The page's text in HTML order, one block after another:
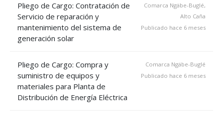
Pliego de Cargo: Contratación de
Servicio de reparación y
mantenimiento del sistema de
generación solar
Comarca Ngäbe-Buglé,
Alto Caña
Publicado hace 6 meses
Pliego de Cargo: Compra y
suministro de equipos y
materiales para Planta de
Distribución de Energía Eléctrica
Comarca Ngäbe-Buglé
Publicado hace 6 meses